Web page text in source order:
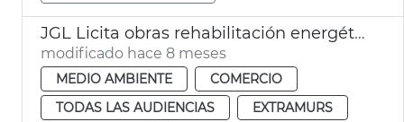
JGL Licita obras rehabilitación energética Mercat Rojas Clemente València
modificado hace 8 meses
MEDIO AMBIENTE
COMERCIO
TODAS LAS AUDIENCIAS
EXTRAMURS